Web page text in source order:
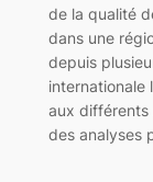
de la qualité
dans une
depuis
internationale
aux différents
des analyses